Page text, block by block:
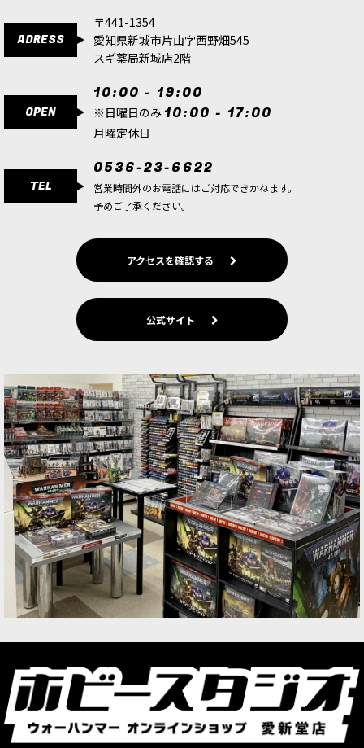
[シタデルカラー：LAYER] RUSS GREY ラス・グ
レイ[22-67]
580円(税込)
ほんのりと赤みのあるブルーグレー。青藤色。
「ラス」とは、ウォーハンマー40,000のスペース
マリーン著名戦団・スペースウルフの総主長にし
て伝説の戦士王「レマン＝ラス」から。
[ウォーハンマーカラー：LAYER] フェンリシア
ン・グレイ [22-68]
明るいブルーグレー。淡藤色。「フェンリシア
ン」とは、ウォーハンマー40,000銀河に浮かぶ雪
の惑星フェンリスに住む人々や動物の事。スペー
スウルフ拠点惑星。
ADRESS
〒441-1354
愛知県新城市片山字西野畑545
スギ薬局新城店2階
OPEN
10:00 - 19:00
※日曜日のみ 10:00 - 17:00
月曜定休日
TEL
0536-23-6622
営業時間外のお電話にはご対応できかねます。
予めご了承ください。
アクセスを確認する
公式サイト